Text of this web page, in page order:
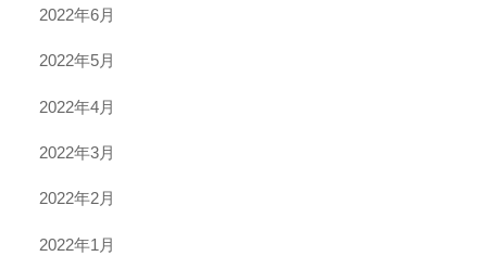
2022年6月
2022年5月
2022年4月
2022年3月
2022年2月
2022年1月